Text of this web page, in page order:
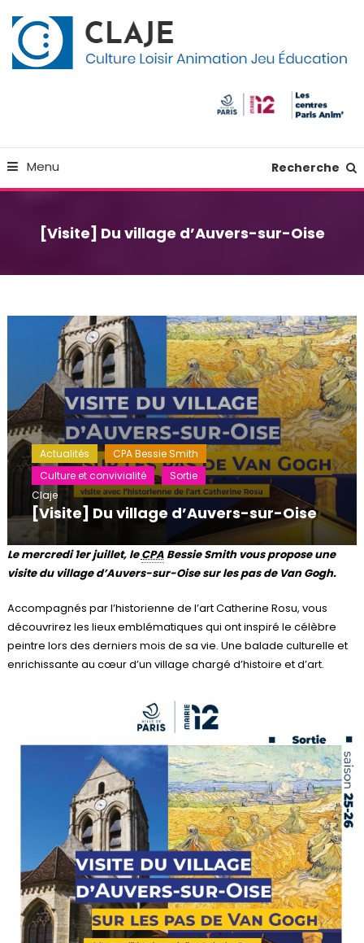
To
Content
Menu Recherche
[Visite] Du village d’Auvers-sur-Oise
Actualités
CPA Bessie Smith
Culture et convivialité
Sortie
Claje
[Visite] Du village d’Auvers-sur-Oise
Le mercredi 1er juillet, leCPABessie Smith vous propose une
visite du village d’Auvers-sur-Oise sur les pas de Van Gogh.
Accompagnés par l’historienne de l’art Catherine Rosu, vous
découvrirez les lieux emblématiques qui ont inspiré le célèbre
peintre lors des derniers mois de sa vie. Une balade culturelle et
enrichissante au cœur d’un village chargé d’histoire et d’art.